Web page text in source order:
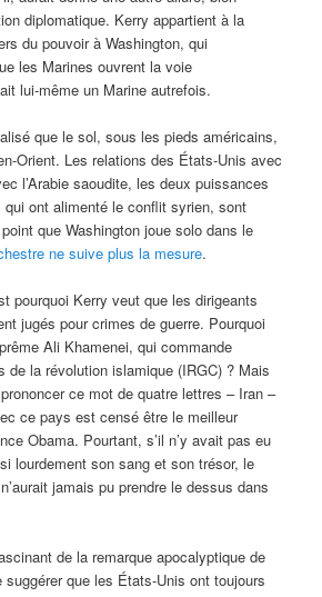
diplomatique. Kerry appartient à la
du pouvoir à Washington, qui
les Marines ouvrent la voie
lui-même un Marine autrefois.
que le sol, sous les pieds américains,
Orient. Les relations des États-Unis avec
l’Arabie saoudite, les deux puissances
qui ont alimenté le conflit syrien, sont
que Washington joue solo dans le
ne suive plus la mesure.
pourquoi Kerry veut que les dirigeants
jugés pour crimes de guerre. Pourquoi
Ali Khamenei, qui commande
de la révolution islamique (IRGC) ? Mais
ce mot de quatre lettres – Iran –
ce pays est censé être le meilleur
Obama. Pourtant, s’il n’y avait pas eu
si lourdement son sang et son trésor, le
jamais pu prendre le dessus dans
de la remarque apocalyptique de
suggérer que les États-Unis ont toujours